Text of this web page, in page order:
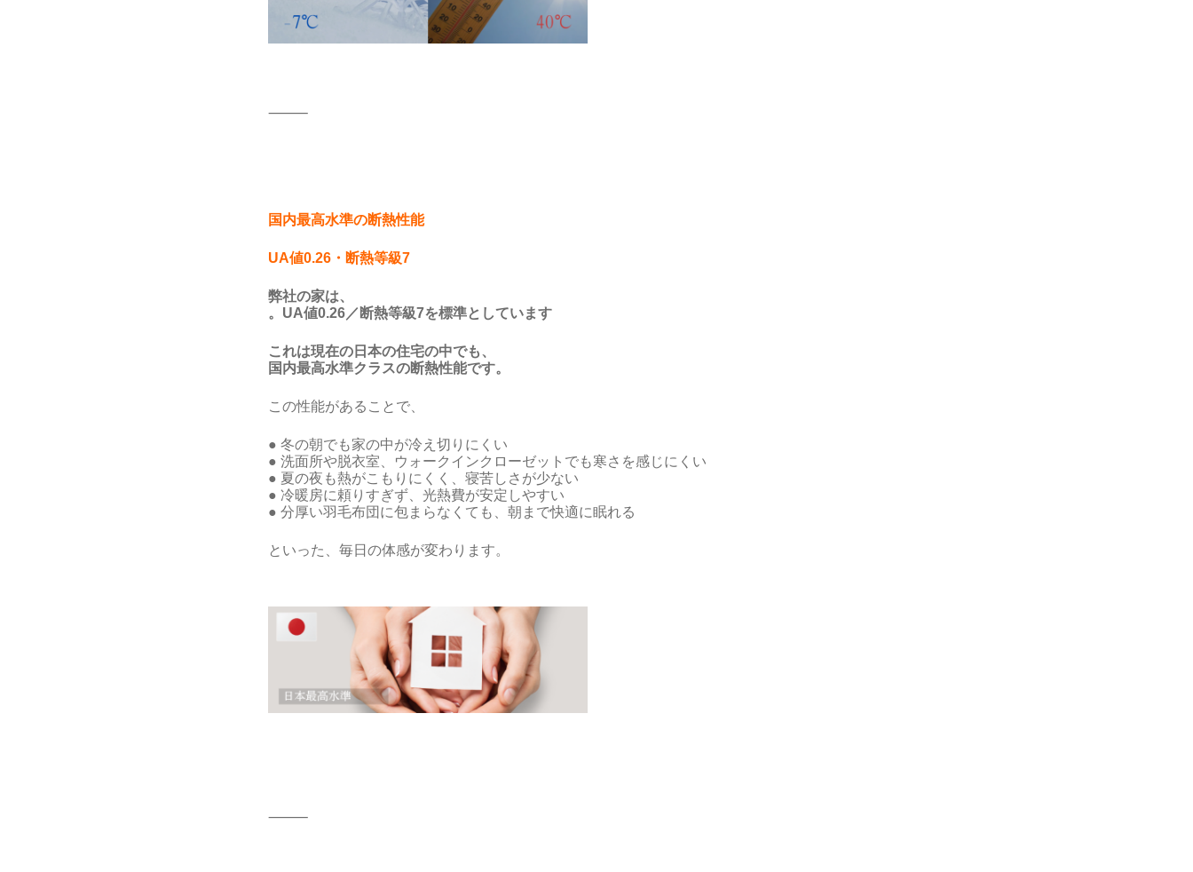
⸻
国内最高水準の断熱性能
UA値0.26・断熱等級7
弊社の家は、
。 UA値0.26／断熱等級7を標準としています
これは現在の日本の住宅の中でも、
国内最高水準クラスの断熱性能です。
この性能があることで、
● 冬の朝でも家の中が冷え切りにくい
● 洗面所や脱衣室、ウォークインクローゼットでも寒さを感じにくい
● 夏の夜も熱がこもりにくく、寝苦しさが少ない
● 冷暖房に頼りすぎず、光熱費が安定しやすい
● 分厚い羽毛布団に包まらなくても、朝まで快適に眠れる
といった、毎日の体感が変わります。
⸻